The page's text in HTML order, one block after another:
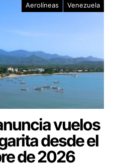
Aerolíneas Venezuela
vuelos
desde el
de 2026